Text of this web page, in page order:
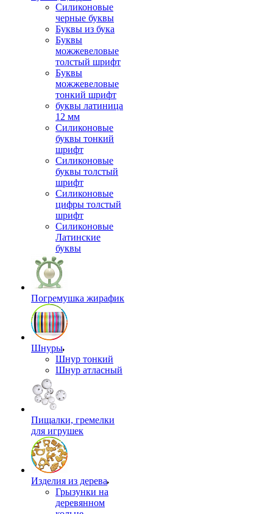
Силиконовые
черные буквы
Буквы из бука
Буквы
можжевеловые
толстый шрифт
Буквы
можжевеловые
тонкий шрифт
буквы латиница
12 мм
Силиконовые
буквы тонкий
шрифт
Силиконовые
буквы толстый
шрифт
Силиконовые
цифры толстый
шрифт
Силиконовые
Латинские
буквы
Погремушка жирафик
Шнуры
Шнур тонкий
Шнур атласный
Пищалки, гремелки
для игрушек
Изделия из дерева
Грызунки на
деревянном